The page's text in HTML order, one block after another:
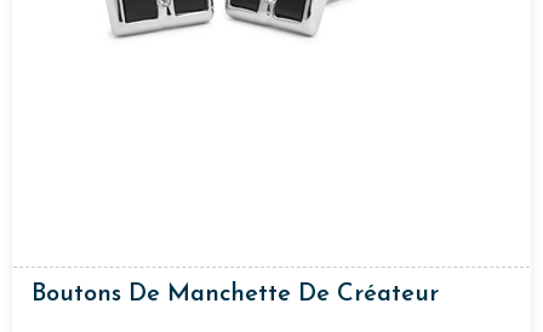
Boutons De Manchette De Créateur